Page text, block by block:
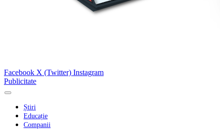
Facebook X (Twitter) Instagram
Publicitate
Știri
Educație
Companii